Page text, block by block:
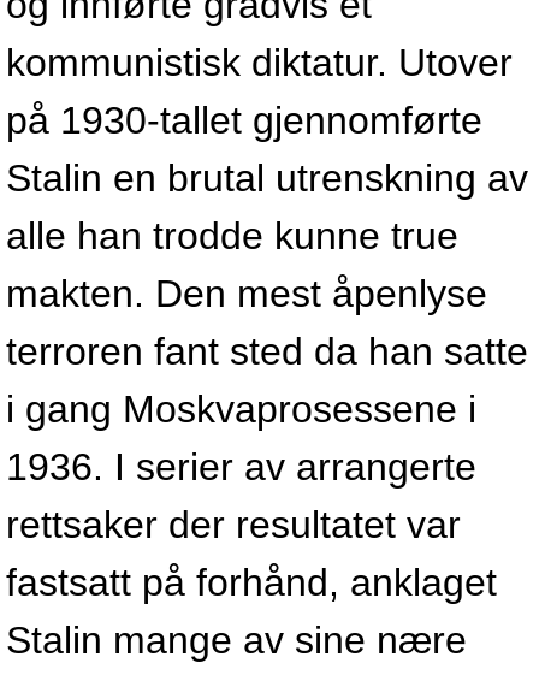
kommunistisk diktatur. Utover
på 1930-tallet gjennomførte
Stalin en brutal utrenskning av
alle han trodde kunne true
makten. Den mest åpenlyse
terroren fant sted da han satte
i gang Moskvaprosessene i
1936. I serier av arrangerte
rettsaker der resultatet var
fastsatt på forhånd, anklaget
Stalin mange av sine nære